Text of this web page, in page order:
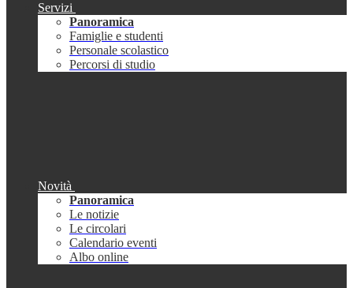
Servizi
Panoramica
Famiglie e studenti
Personale scolastico
Percorsi di studio
Novità
Panoramica
Le notizie
Le circolari
Calendario eventi
Albo online